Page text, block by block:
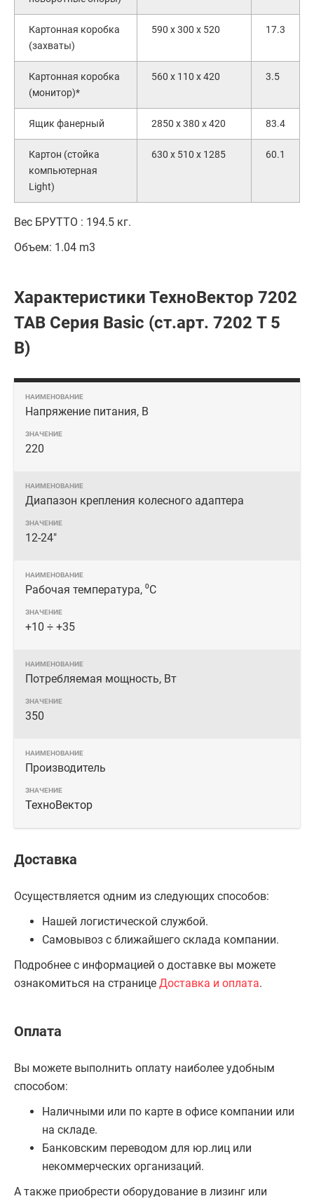
Картонная коробка
(захваты)
590 x 300 x 520 17.3
Картонная коробка
(монитор)*
560 x 110 x 420 3.5
Ящик фанерный 2850 x 380 x 420 83.4
Картон (стойка
компьютерная
Light)
630 x 510 x 1285 60.1
Вес БРУТТО : 194.5 кг.
Объем: 1.04 m3
Характеристики ТехноВектор 7202
TAB Серия Basic (ст.арт. 7202 T 5
B)
Напряжение питания, В
220
Диапазон крепления колесного адаптера
12-24"
Рабочая температура, ⁰С
+10 ÷ +35
Потребляемая мощность, Вт
350
Производитель
ТехноВектор
Доставка
Осуществляется одним из следующих способов:
Нашей логистической службой.
Самовывоз с ближайшего склада компании.
Подробнее с информацией о доставке вы можете
ознакомиться на странице Доставка и оплата.
Оплата
Вы можете выполнить оплату наиболее удобным
способом:
Наличными или по карте в офисе компании или
на складе.
Банковским переводом для юр.лиц или
некоммерческих организаций.
А также приобрести оборудование в лизинг или